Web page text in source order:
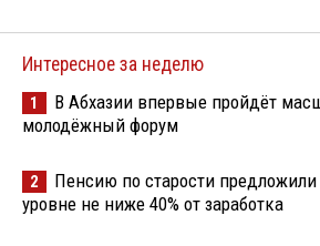
Интересное за неделю
1
В Абхазии впервые пройдёт
молодёжный форум
2
Пенсию по старости предложили
уровне не ниже 40% от заработка